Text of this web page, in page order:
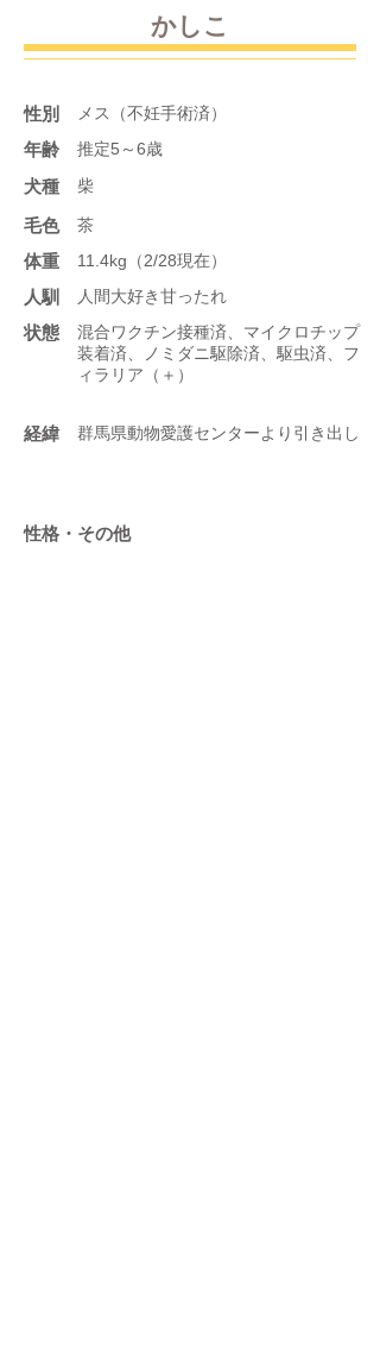
かしこ
性別 メス（不妊手術済）
年齢 推定5～6歳
​犬種 柴
​毛色 茶
体重 11.4kg（2/28現在）
人馴 人間大好き甘ったれ
状態
混合ワクチン接種済、マイクロチップ
装着済、ノミダニ駆除済、駆虫済、フ
ィラリア（＋）
​経緯 群馬県動物愛護センターより引き出し
性格・その他